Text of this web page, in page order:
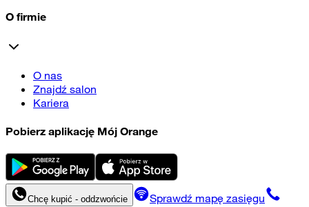
O firmie
O nas
Znajdź salon
Kariera
Pobierz aplikację Mój Orange
Chcę kupić - oddzwońcie
Sprawdź mapę zasięgu